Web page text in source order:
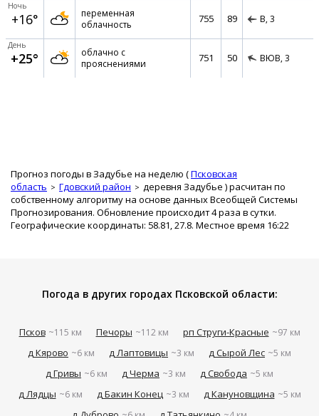
Ночь
+16°
переменная
облачность
755 89 В, 3
День
+25°
облачно с
прояснениями
751 50 ВЮВ, 3
Прогноз погоды в Задубье на неделю (Псковская
область
Гдовский район деревня Задубье ) расчитан по
собственному алгоритму на основе данных Всеобщей Системы
Прогнозирования. Обновление происходит 4 раза в сутки.
Географические координаты: 58.81, 27.8. Местное время 16:22
Погода в других городах Псковской области:
Псков ~115 км Печоры ~112 км рп Струги-Красные ~97 км
д Кярово ~6 км д Лаптовицы ~3 км д Сырой Лес ~5 км
д Гривы ~6 км д Черма ~3 км д Свобода ~5 км
д Лядцы ~6 км д Бакин Конец ~3 км д Кануновщина ~5 км